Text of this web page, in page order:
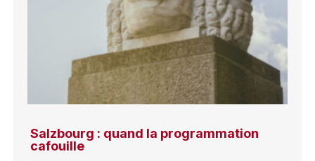
Salzbourg : quand la programmation
cafouille